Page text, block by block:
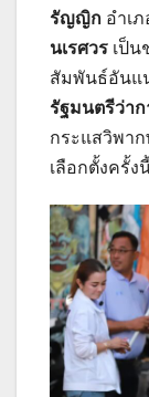
รัญญิก อำเ
นเรศวร เป็
สัมพันธ์อันแ
รัฐมนตรีว่า
กระแสวิพา
เลือกตั้งครั้